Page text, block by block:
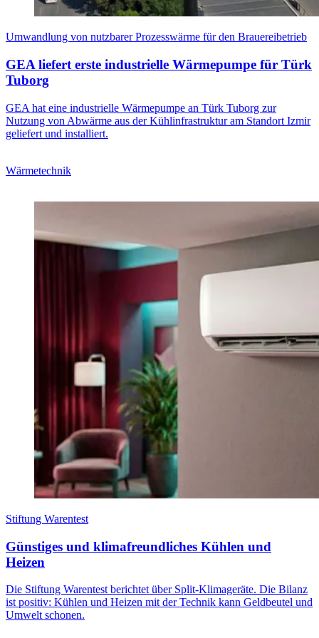
Umwandlung von nutzbarer Prozesswärme für den Brauereibetrieb
GEA liefert erste industrielle Wärmepumpe für Türk
Tuborg
GEA hat eine industrielle Wärmepumpe an Türk Tuborg zur
Nutzung von Abwärme aus der Kühlinfrastruktur am Standort Izmir
geliefert und installiert.
Wärmetechnik
Stiftung Warentest
Günstiges und klimafreundliches Kühlen und
Heizen
Die Stiftung Warentest berichtet über Split-Klimageräte. Die Bilanz
ist positiv: Kühlen und Heizen mit der Technik kann Geldbeutel und
Umwelt schonen.